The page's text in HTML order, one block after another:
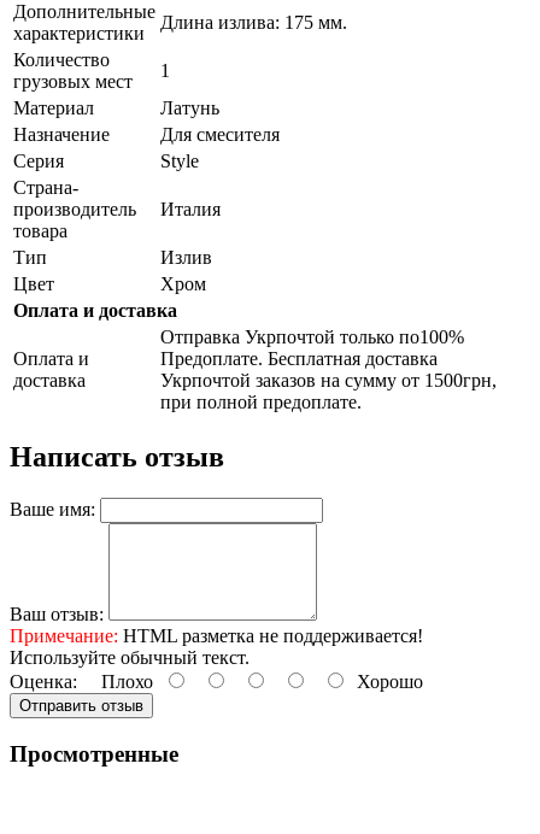
Дополнительные
характеристики
Длина излива: 175 мм.
Количество
грузовых мест
1
Материал
Латунь
Назначение
Для смесителя
Серия
Style
Страна-
производитель
товара
Италия
Тип
Излив
Цвет
Хром
Оплата и доставка
Оплата и
доставка
Отправка Укрпочтой только по100%
Предоплате. Бесплатная доставка
Укрпочтой заказов на сумму от 1500грн,
при полной предоплате.
Написать отзыв
Ваше имя:
Ваш отзыв:
Примечание: HTML разметка не поддерживается!
Используйте обычный текст.
Оценка: Плохо Хорошо
Отправить отзыв
Просмотренные